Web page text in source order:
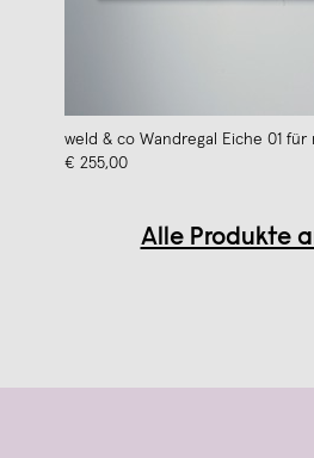
weld & co Wandregal Eiche 01 für
€ 255,00
Alle Produkte